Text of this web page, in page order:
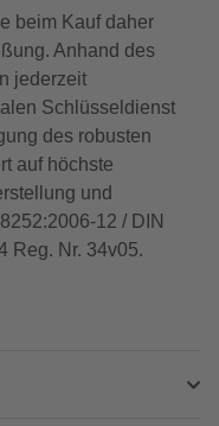
beim Kauf daher
Anhand des
jederzeit
Schlüsseldienst
des robusten
auf höchste
und
12 / DIN
Reg. Nr. 34v05.